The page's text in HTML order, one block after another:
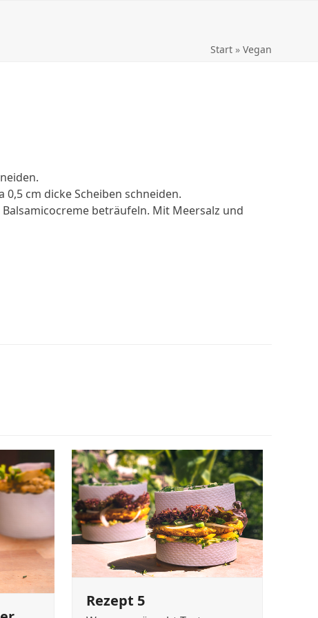
Start» Vegan
cm dicke Scheiben schneiden.
beträufeln. Mit Meersalz und
Rezept 5